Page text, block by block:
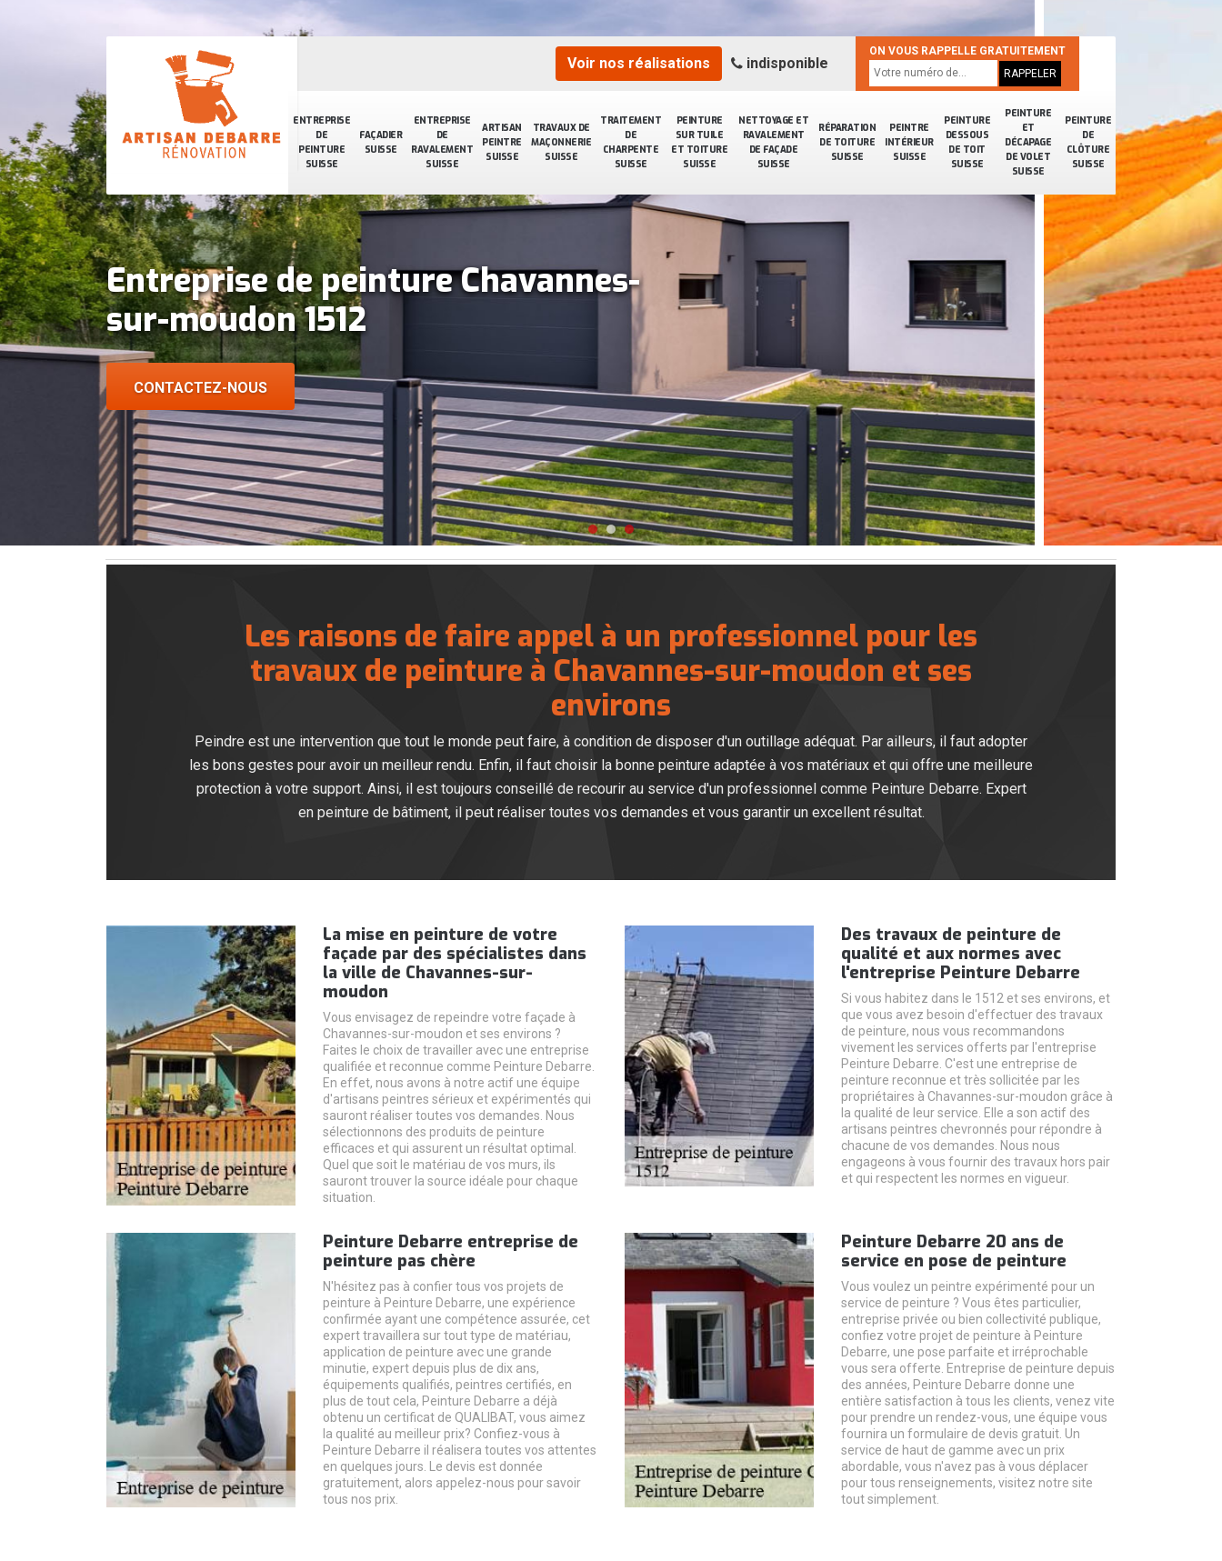
ENTREPRISE
DE
PEINTURE
SUISSE
FAÇADIER
SUISSE
ENTREPRISE
DE
RAVALEMENT
SUISSE
ARTISAN
PEINTRE
SUISSE
TRAVAUX DE
MAÇONNERIE
SUISSE
TRAITEMENT
DE
CHARPENTE
SUISSE
PEINTURE
SUR TUILE
ET TOITURE
SUISSE
NETTOYAGE ET
RAVALEMENT
DE FAÇADE
SUISSE
RÉPARATION
DE TOITURE
SUISSE
PEINTRE
INTÉRIEUR
SUISSE
PEINTURE
DESSOUS
DE TOIT
SUISSE
PEINTURE
ET
DÉCAPAGE
DE VOLET
SUISSE
PEINTURE
DE
CLÔTURE
SUISSE
Voir nos réalisations indisponible
ON VOUS RAPPELLE GRATUITEMENT
Entreprise de peinture Chavannes-
sur-moudon 1512
CONTACTEZ-NOUS
Les raisons de faire appel à un professionnel pour les
travaux de peinture à Chavannes-sur-moudon et ses
environs
Peindre est une intervention que tout le monde peut faire, à condition de disposer d'un outillage adéquat. Par ailleurs, il faut adopter
les bons gestes pour avoir un meilleur rendu. Enfin, il faut choisir la bonne peinture adaptée à vos matériaux et qui offre une meilleure
protection à votre support. Ainsi, il est toujours conseillé de recourir au service d'un professionnel comme Peinture Debarre. Expert
en peinture de bâtiment, il peut réaliser toutes vos demandes et vous garantir un excellent résultat.
La mise en peinture de votre
façade par des spécialistes dans
la ville de Chavannes-sur-
moudon
Vous envisagez de repeindre votre façade à
Chavannes-sur-moudon et ses environs ?
Faites le choix de travailler avec une entreprise
qualifiée et reconnue comme Peinture Debarre.
En effet, nous avons à notre actif une équipe
d'artisans peintres sérieux et expérimentés qui
sauront réaliser toutes vos demandes. Nous
sélectionnons des produits de peinture
efficaces et qui assurent un résultat optimal.
Quel que soit le matériau de vos murs, ils
sauront trouver la source idéale pour chaque
situation.
Des travaux de peinture de
qualité et aux normes avec
l'entreprise Peinture Debarre
Si vous habitez dans le 1512 et ses environs, et
que vous avez besoin d'effectuer des travaux
de peinture, nous vous recommandons
vivement les services offerts par l'entreprise
Peinture Debarre. C'est une entreprise de
peinture reconnue et très sollicitée par les
propriétaires à Chavannes-sur-moudon grâce à
la qualité de leur service. Elle a son actif des
artisans peintres chevronnés pour répondre à
chacune de vos demandes. Nous nous
engageons à vous fournir des travaux hors pair
et qui respectent les normes en vigueur.
Peinture Debarre entreprise de
peinture pas chère
N'hésitez pas à confier tous vos projets de
peinture à Peinture Debarre, une expérience
confirmée ayant une compétence assurée, cet
expert travaillera sur tout type de matériau,
application de peinture avec une grande
minutie, expert depuis plus de dix ans,
équipements qualifiés, peintres certifiés, en
plus de tout cela, Peinture Debarre a déjà
obtenu un certificat de QUALIBAT, vous aimez
la qualité au meilleur prix? Confiez-vous à
Peinture Debarre il réalisera toutes vos attentes
en quelques jours. Le devis est donnée
gratuitement, alors appelez-nous pour savoir
tous nos prix.
Peinture Debarre 20 ans de
service en pose de peinture
Vous voulez un peintre expérimenté pour un
service de peinture ? Vous êtes particulier,
entreprise privée ou bien collectivité publique,
confiez votre projet de peinture à Peinture
Debarre, une pose parfaite et irréprochable
vous sera offerte. Entreprise de peinture depuis
des années, Peinture Debarre donne une
entière satisfaction à tous les clients, venez vite
pour prendre un rendez-vous, une équipe vous
fournira un formulaire de devis gratuit. Un
service de haut de gamme avec un prix
abordable, vous n'avez pas à vous déplacer
pour tous renseignements, visitez notre site
tout simplement.